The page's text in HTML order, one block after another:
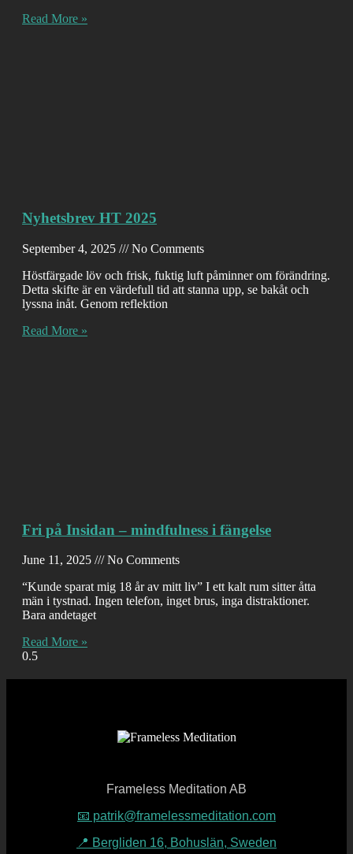
Read More »
Nyhetsbrev HT 2025
September 4, 2025
No Comments
Höstfärgade löv och frisk, fuktig luft påminner om förändring.
Detta skifte är en värdefull tid att stanna upp, se bakåt och
lyssna inåt. Genom reflektion
Read More »
Fri på Insidan – mindfulness i fängelse
June 11, 2025
No Comments
“Kunde sparat mig 18 år av mitt liv” I ett kalt rum sitter åtta
män i tystnad. Ingen telefon, inget brus, inga distraktioner.
Bara andetaget
Read More »
Frameless Meditation AB
📧 patrik@framelessmeditation.com
📍 Bergliden 16, Bohuslän, Sweden